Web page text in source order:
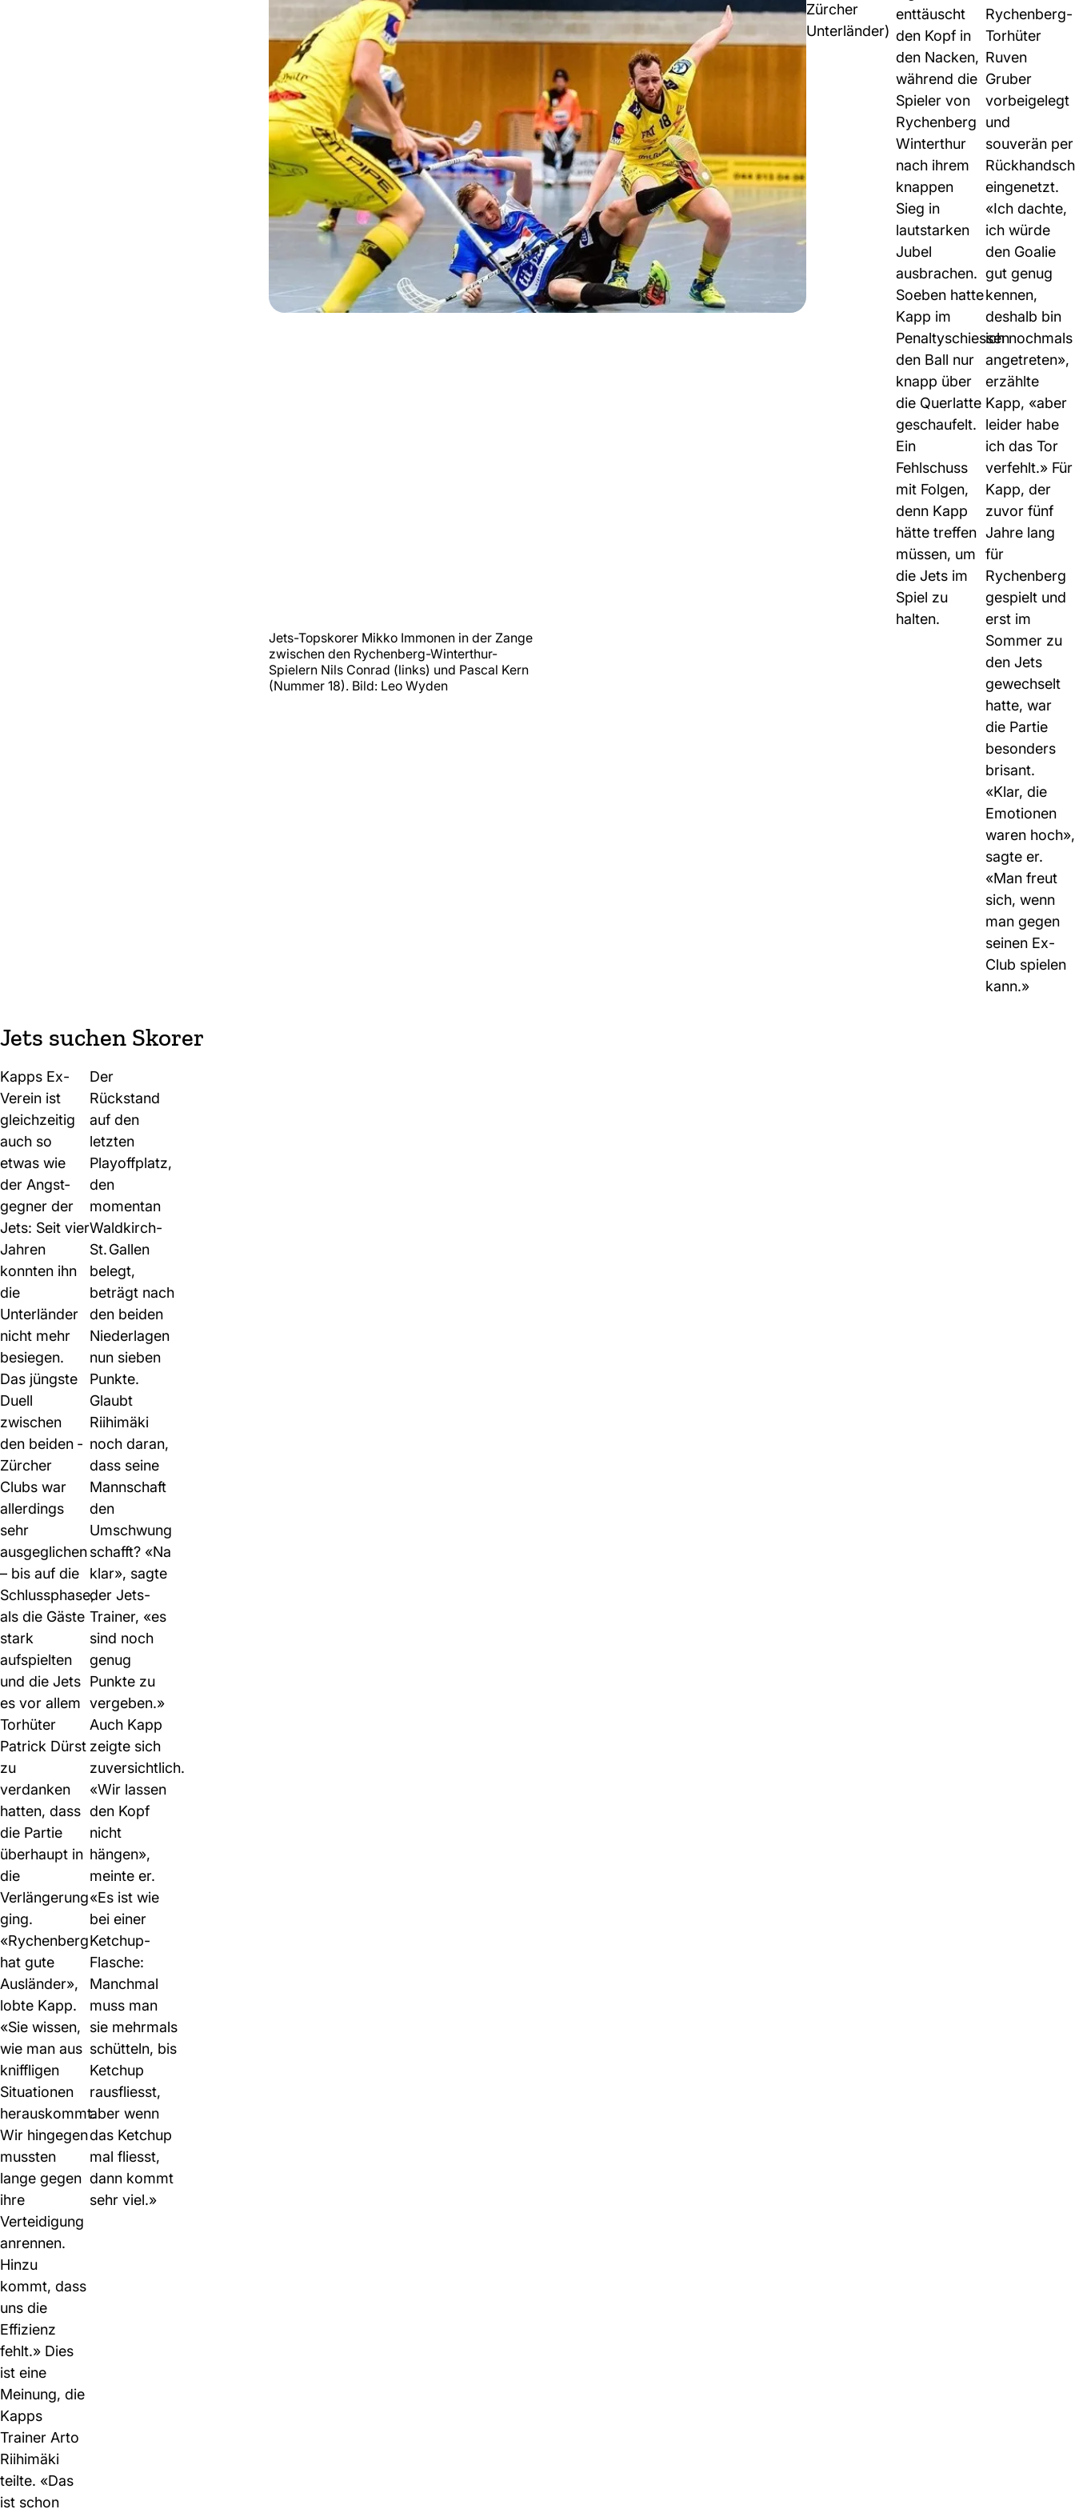
Jets-Topskorer Mikko Immonen in der Zange
zwischen den Rychenberg-Winterthur-
Spielern Nils Conrad (links) und Pascal Kern
(Nummer 18). Bild: Leo Wyden
Zürcher
Unterländer)
enttäuscht
den Kopf in
den Nacken,
während die
Spieler von
Rychenberg
Winterthur
nach ihrem
knappen
Sieg in
lautstarken
Jubel
ausbrachen.
Soeben hatte
Kapp im
Penaltyschiessen
den Ball nur
knapp über
die Querlatte
geschaufelt.
Ein
Fehlschuss
mit Folgen,
denn Kapp
hätte treffen
müssen, um
die Jets im
Spiel zu
halten.
Rychenberg-
Tor­hüter
Ruven
Gruber
vorbeigelegt
und
souverän per
eingenetzt.
«Ich dachte,
ich würde
den Goalie
gut genug
kennen,
deshalb bin
ich nochmals
angetreten»,
erzählte
Kapp, «aber
leider habe
ich das Tor
verfehlt.» Für
Kapp, der
zuvor fünf
Jahre lang
für
Rychenberg
gespielt und
erst im
Sommer zu
den Jets
gewechselt
hatte, war
die Partie
besonders
brisant.
«Klar, die
Emotionen
waren hoch»,
sagte er.
«Man freut
sich, wenn
man gegen
seinen Ex-
Club spielen
kann.»
Jets suchen Skorer
Kapps Ex-
Verein ist
gleichzeitig
auch so
etwas wie
der Angst­
gegner der
Jets: Seit vier
Jahren
konnten ihn
die
Unterländer
nicht mehr
besiegen.
Das jüngste
Duell
zwischen
den beiden ­
Zürcher
Clubs war
allerdings
sehr
ausgeglichen
– bis auf die
Schlussphase,
als die Gäste
stark
aufspielten
und die Jets
es vor ­allem
Torhüter
Patrick Dürst
zu
verdanken
hatten, dass
die Partie
überhaupt in
die
Verlängerung
ging.
«Rychenberg
hat gute
Ausländer»,
lobte Kapp.
«Sie wissen,
wie man aus
kniffligen
Situationen
herauskommt.
Wir hingegen
mussten
lange gegen
ihre
Verteidigung
anrennen.
Hinzu
kommt, dass
uns die
Effizienz
fehlt.» Dies
ist eine
Meinung, die
Kapps
Trainer Arto
Riihimäki
teilte. «Das
ist schon
Der
Rückstand
auf den
letzten
Playoffplatz,
den
momentan
Waldkirch-
St. Gallen
belegt,
beträgt nach
den beiden
Nieder­lagen
nun sieben
Punkte.
Glaubt
Riihimäki
noch daran,
dass seine
Mannschaft
den
Umschwung
schafft? «Na
klar», sagte
der Jets-
Trainer, «es
sind noch
genug
Punkte zu
vergeben.»
Auch Kapp
zeigte sich
zuversichtlich.
«Wir lassen
den Kopf
nicht
hängen»,
meinte er.
«Es ist wie
bei einer
Ketchup-
Flasche:
Manchmal
muss man
sie mehrmals
schütteln, bis
Ketchup
rausfliesst,
aber wenn
das Ketchup
mal fliesst,
dann kommt
sehr viel.»